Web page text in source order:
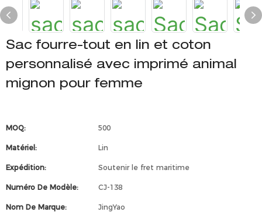
Sac fourre-tout en lin et coton
personnalisé avec imprimé animal
mignon pour femme
MOQ: 500
Matériel: Lin
Expédition: Soutenir le fret maritime
Numéro De Modèle: CJ-138
Nom De Marque: JingYao